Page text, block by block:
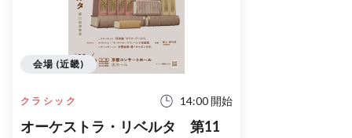
クラシック 14:00 開始
オーケストラ・リベルタ 第11
会場 (近畿)